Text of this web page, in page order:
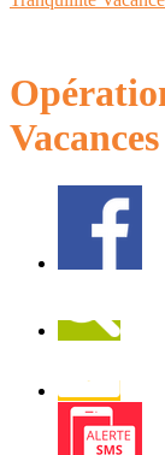
Vacances
Facebook
Alerte
SMS